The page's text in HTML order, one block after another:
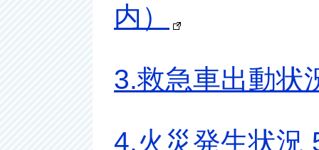
内）
3.救急車出動状
4.火災発生状況